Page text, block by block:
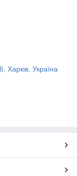
Харків, Україна